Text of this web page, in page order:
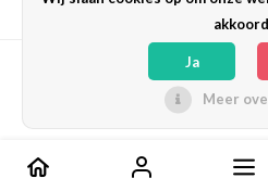
© Copyright 2026 Veil Cover Cream -
Vergelijk producten
Ja
Meer